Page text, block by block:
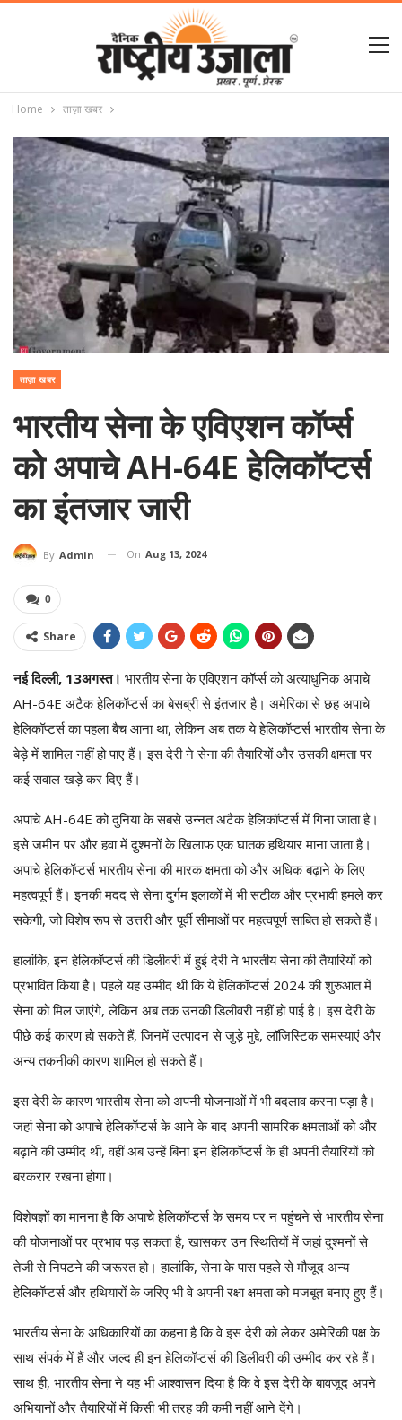
Home ताज़ा खबर
ताज़ा खबर
भारतीय सेना के एविएशन कॉर्प्स
को अपाचे AH-64E हेलिकॉप्टर्स
का इंतजार जारी
By Admin On Aug 13, 2024
0
Share
नई दिल्ली, 13अगस्त। भारतीय सेना के एविएशन कॉर्प्स को अत्याधुनिक अपाचे
AH-64E अटैक हेलिकॉप्टर्स का बेसब्री से इंतजार है। अमेरिका से छह अपाचे
हेलिकॉप्टर्स का पहला बैच आना था, लेकिन अब तक ये हेलिकॉप्टर्स भारतीय सेना के
बेड़े में शामिल नहीं हो पाए हैं। इस देरी ने सेना की तैयारियों और उसकी क्षमता पर
कई सवाल खड़े कर दिए हैं।
अपाचे AH-64E को दुनिया के सबसे उन्नत अटैक हेलिकॉप्टर्स में गिना जाता है।
इसे जमीन पर और हवा में दुश्मनों के खिलाफ एक घातक हथियार माना जाता है।
अपाचे हेलिकॉप्टर्स भारतीय सेना की मारक क्षमता को और अधिक बढ़ाने के लिए
महत्वपूर्ण हैं। इनकी मदद से सेना दुर्गम इलाकों में भी सटीक और प्रभावी हमले कर
सकेगी, जो विशेष रूप से उत्तरी और पूर्वी सीमाओं पर महत्वपूर्ण साबित हो सकते हैं।
हालांकि, इन हेलिकॉप्टर्स की डिलीवरी में हुई देरी ने भारतीय सेना की तैयारियों को
प्रभावित किया है। पहले यह उम्मीद थी कि ये हेलिकॉप्टर्स 2024 की शुरुआत में
सेना को मिल जाएंगे, लेकिन अब तक उनकी डिलीवरी नहीं हो पाई है। इस देरी के
पीछे कई कारण हो सकते हैं, जिनमें उत्पादन से जुड़े मुद्दे, लॉजिस्टिक समस्याएं और
अन्य तकनीकी कारण शामिल हो सकते हैं।
इस देरी के कारण भारतीय सेना को अपनी योजनाओं में भी बदलाव करना पड़ा है।
जहां सेना को अपाचे हेलिकॉप्टर्स के आने के बाद अपनी सामरिक क्षमताओं को और
बढ़ाने की उम्मीद थी, वहीं अब उन्हें बिना इन हेलिकॉप्टर्स के ही अपनी तैयारियों को
बरकरार रखना होगा।
विशेषज्ञों का मानना है कि अपाचे हेलिकॉप्टर्स के समय पर न पहुंचने से भारतीय सेना
की योजनाओं पर प्रभाव पड़ सकता है, खासकर उन स्थितियों में जहां दुश्मनों से
तेजी से निपटने की जरूरत हो। हालांकि, सेना के पास पहले से मौजूद अन्य
हेलिकॉप्टर्स और हथियारों के जरिए भी वे अपनी रक्षा क्षमता को मजबूत बनाए हुए हैं।
भारतीय सेना के अधिकारियों का कहना है कि वे इस देरी को लेकर अमेरिकी पक्ष के
साथ संपर्क में हैं और जल्द ही इन हेलिकॉप्टर्स की डिलीवरी की उम्मीद कर रहे हैं।
साथ ही, भारतीय सेना ने यह भी आश्वासन दिया है कि वे इस देरी के बावजूद अपने
अभियानों और तैयारियों में किसी भी तरह की कमी नहीं आने देंगे।